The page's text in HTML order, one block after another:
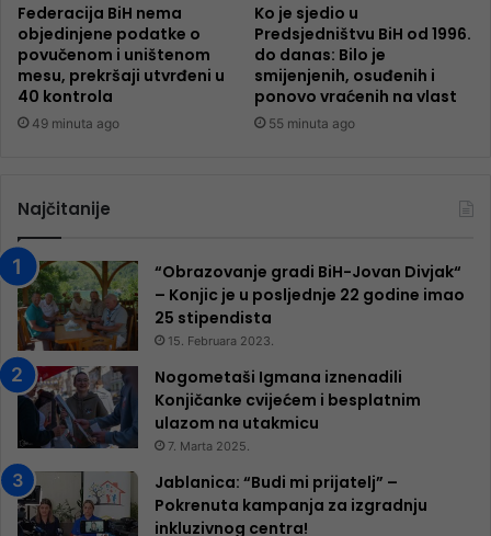
Federacija BiH nema
objedinjene podatke o
povučenom i uništenom
mesu, prekršaji utvrđeni u
40 kontrola
49 minuta ago
Ko je sjedio u
Predsjedništvu BiH od 1996.
do danas: Bilo je
smijenjenih, osuđenih i
ponovo vraćenih na vlast
55 minuta ago
Najčitanije
“Obrazovanje gradi BiH-Jovan Divjak“
– Konjic je u posljednje 22 godine imao
25 ​​stipendista
15. Februara 2023.
Nogometaši Igmana iznenadili
Konjičanke cvijećem i besplatnim
ulazom na utakmicu
7. Marta 2025.
Jablanica: “Budi mi prijatelj” –
Pokrenuta kampanja za izgradnju
inkluzivnog centra!